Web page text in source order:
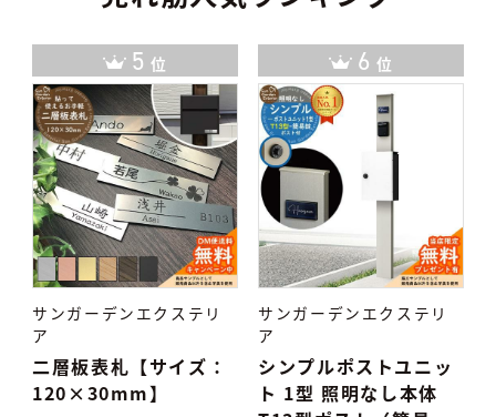
6 位
サンガーデンエクステリ
ア
シンプルポストユニッ
ト 1型 照明なし本体
7 位
サンガーデンエクステリ
ア
タイル表札 TiNa ティ
ナ